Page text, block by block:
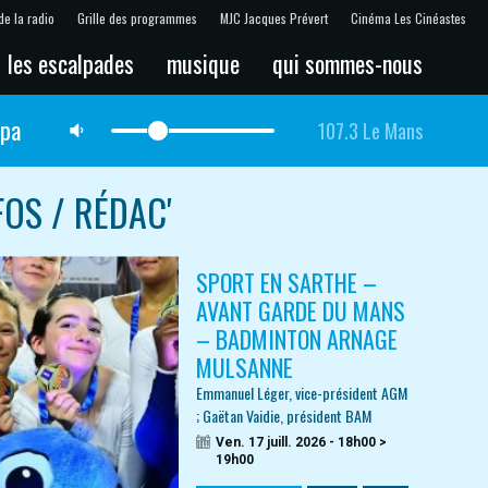
la radio Grille des programmes MJC Jacques Prévert Cinéma Les Cinéastes
les escalpades musique qui sommes-nous
107.3 Le Mans
/ RÉDAC'
SPORT EN SARTHE –
AVANT GARDE DU MANS
– BADMINTON ARNAGE
MULSANNE
Emmanuel Léger, vice-président AGM
; Gaëtan Vaidie, président BAM
Ven. 17 juill. 2026 - 18h00 >
19h00